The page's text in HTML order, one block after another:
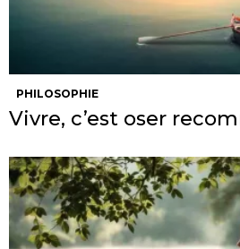
PHILOSOPHIE
Vivre, c’est oser